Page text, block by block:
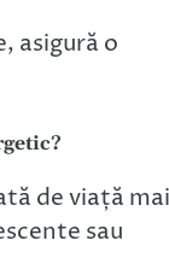
asigură o
de viață mai
sau